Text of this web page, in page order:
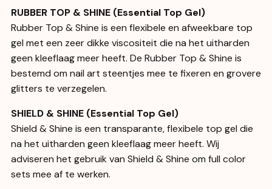
RUBBER TOP & SHINE (Essential Top Gel)
Rubber Top & Shine is een flexibele en afweekbare top
gel met een zeer dikke viscositeit die na het uitharden
geen kleeflaag meer heeft. De Rubber Top & Shine is
bestemd om nail art steentjes mee te fixeren en grovere
glitters te verzegelen.
SHIELD & SHINE (Essential Top Gel)
Shield & Shine is een transparante, flexibele top gel die
na het uitharden geen kleeflaag meer heeft. Wij
adviseren het gebruik van Shield & Shine om full color
sets mee af te werken.